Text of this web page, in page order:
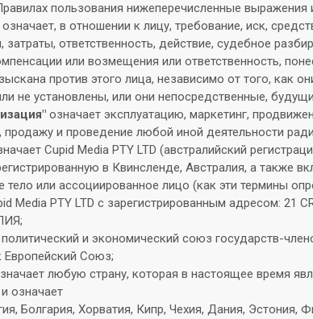
пользования нижеперечисленные
означает, в отношении к лицу, требование, иск,
ответственность, действие, судебное
или возмещения или ответственность,
против этого лица, независимо от того, как
не установлены, или они непосредственные,
означает эксплуатацию, маркетинг,
продажу и проведение любой иной деятельности
Cupid Media PTY LTD (австралийский
в Квинсленде, Австралия, а также
тело или ассоциированное лицо (как эти термины
Media PTY LTD с зарегистрированным адресом: 21
и экономический союз государств-
Европейский Союз;
любую страну, которая в настоящее время
означает
Болгария, Хорватия, Кипр, Чехия, Дания, Эстония,